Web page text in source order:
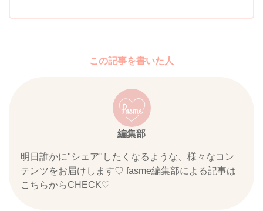
この記事を書いた人
編集部
明日誰かに"シェア"したくなるような、様々なコン
テンツをお届けします♡ fasme編集部による記事は
こちらからCHECK♡